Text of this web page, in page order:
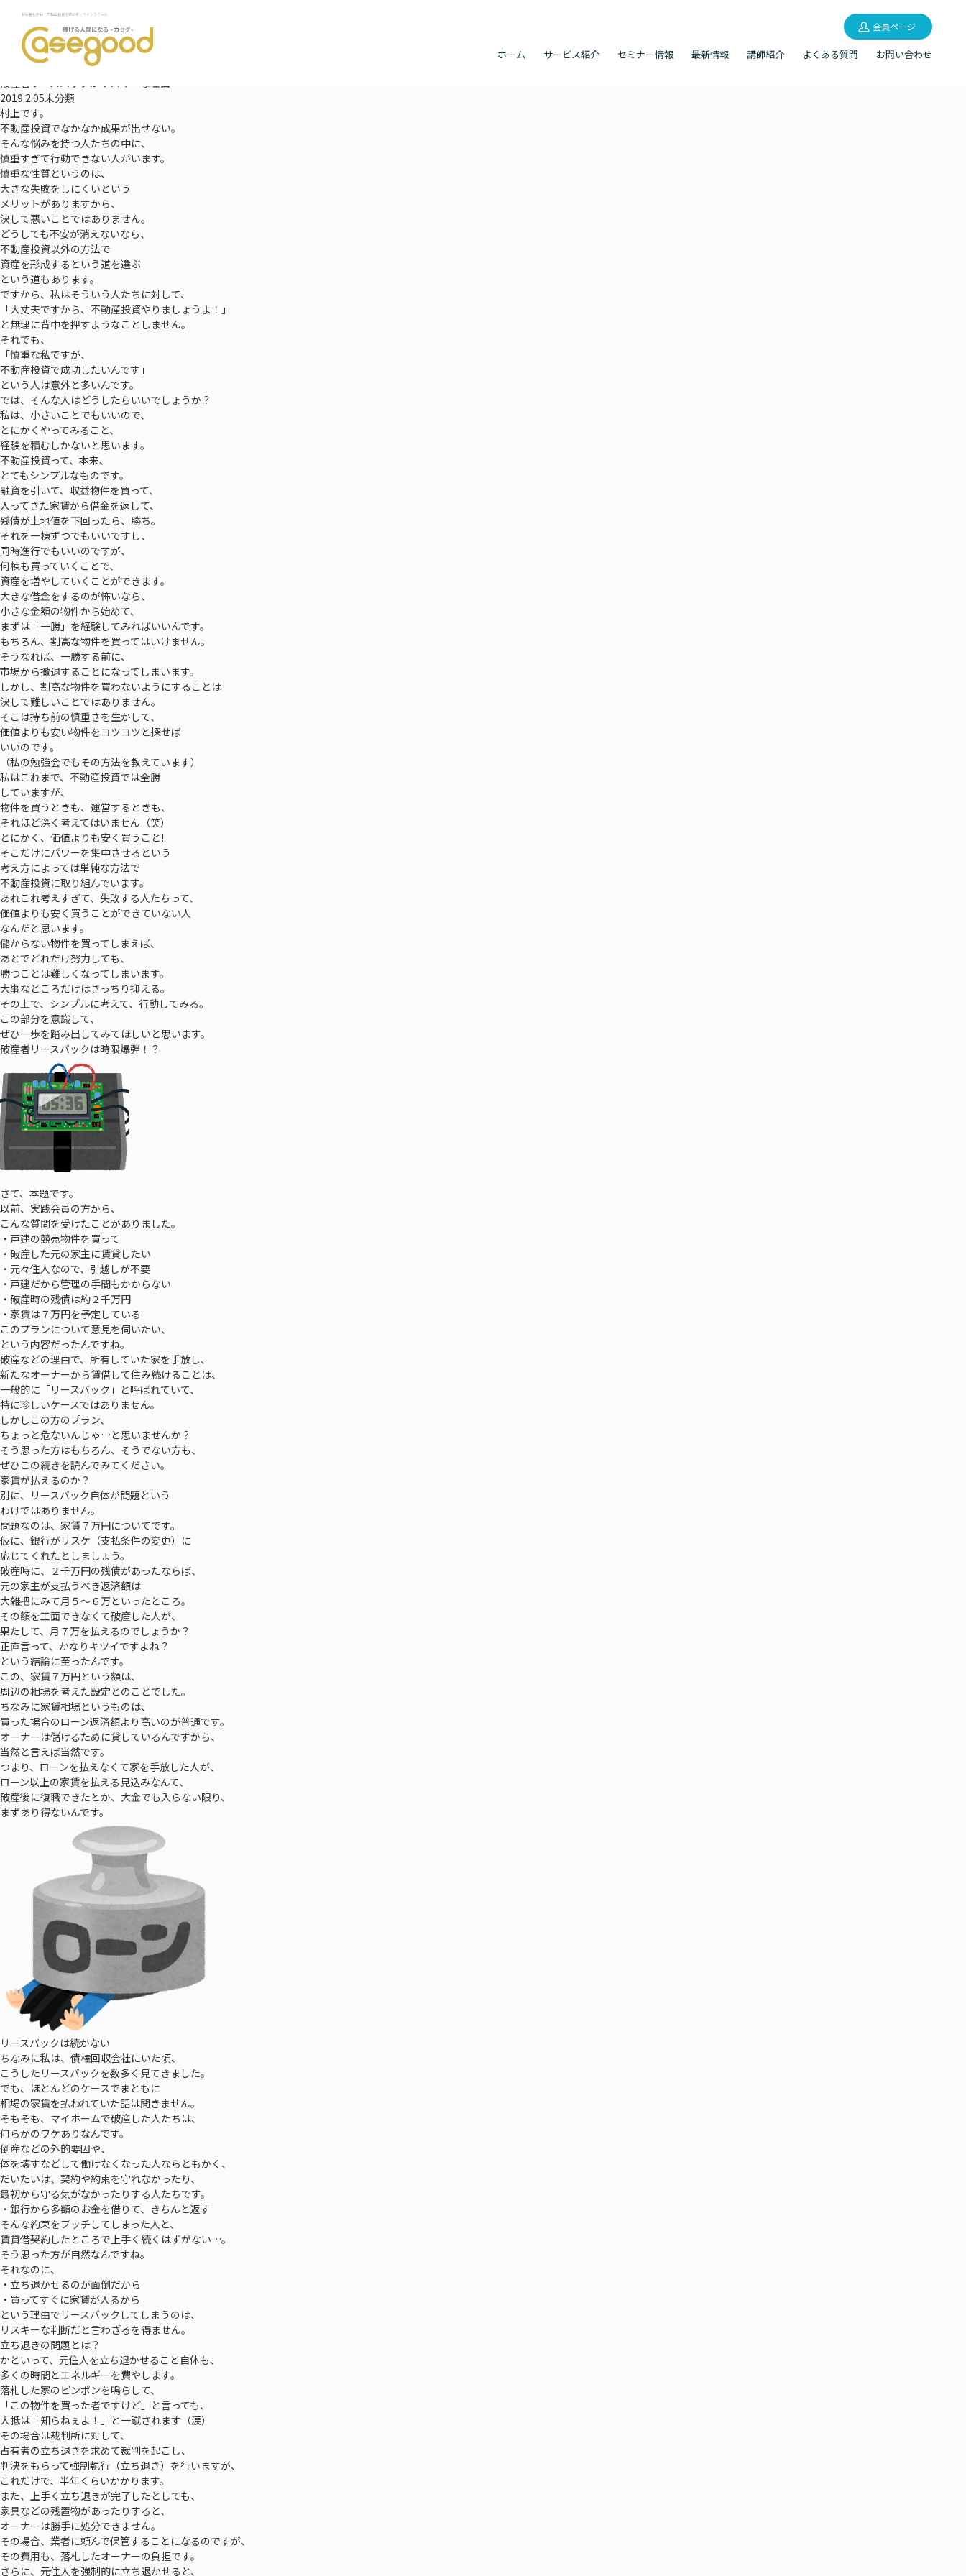
初心者も安心！不動産投資を学ぶオンラインスクール
会員ページ
ホーム サービス紹介 セミナー情報 最新情報 講師紹介 よくある質問 お問い合わせ
破産者リースバックがリスキーな理由
NEWS
最新情報
破産者リースバックがリスキーな理由
2019.2.05未分類
村上です。
不動産投資でなかなか成果が出せない。
そんな悩みを持つ人たちの中に、
慎重すぎて行動できない人がいます。
慎重な性質というのは、
大きな失敗をしにくいという
メリットがありますから、
決して悪いことではありません。
どうしても不安が消えないなら、
不動産投資以外の方法で
資産を形成するという道を選ぶ
という道もあります。
ですから、私はそういう人たちに対して、
「大丈夫ですから、不動産投資やりましょうよ！」
と無理に背中を押すようなことしません。
それでも、
「慎重な私ですが、
不動産投資で成功したいんです」
という人は意外と多いんです。
では、そんな人はどうしたらいいでしょうか？
私は、小さいことでもいいので、
とにかくやってみること、
経験を積むしかないと思います。
不動産投資って、本来、
とてもシンプルなものです。
融資を引いて、収益物件を買って、
入ってきた家賃から借金を返して、
残債が土地値を下回ったら、勝ち。
それを一棟ずつでもいいですし、
同時進行でもいいのですが、
何棟も買っていくことで、
資産を増やしていくことができます。
大きな借金をするのが怖いなら、
小さな金額の物件から始めて、
まずは「一勝」を経験してみればいいんです。
もちろん、割高な物件を買ってはいけません。
そうなれば、一勝する前に、
市場から撤退することになってしまいます。
しかし、割高な物件を買わないようにすることは
決して難しいことではありません。
そこは持ち前の慎重さを生かして、
価値よりも安い物件をコツコツと探せば
いいのです。
（私の勉強会でもその方法を教えています）
私はこれまで、不動産投資では全勝
していますが、
物件を買うときも、運営するときも、
それほど深く考えてはいません（笑）
とにかく、価値よりも安く買うこと!
そこだけにパワーを集中させるという
考え方によっては単純な方法で
不動産投資に取り組んでいます。
あれこれ考えすぎて、失敗する人たちって、
価値よりも安く買うことができていない人
なんだと思います。
儲からない物件を買ってしまえば、
あとでどれだけ努力しても、
勝つことは難しくなってしまいます。
大事なところだけはきっちり抑える。
その上で、シンプルに考えて、行動してみる。
この部分を意識して、
ぜひ一歩を踏み出してみてほしいと思います。
破産者リースバックは時限爆弾！？
さて、本題です。
以前、実践会員の方から、
こんな質問を受けたことがありました。
・戸建の競売物件を買って
・破産した元の家主に賃貸したい
・元々住人なので、引越しが不要
・戸建だから管理の手間もかからない
・破産時の残債は約２千万円
・家賃は７万円を予定している
このプランについて意見を伺いたい、
という内容だったんですね。
破産などの理由で、所有していた家を手放し、
新たなオーナーから賃借して住み続けることは、
一般的に「リースバック」と呼ばれていて、
特に珍しいケースではありません。
しかしこの方のプラン、
ちょっと危ないんじゃ…と思いませんか？
そう思った方はもちろん、そうでない方も、
ぜひこの続きを読んでみてください。
家賃が払えるのか？
別に、リースバック自体が問題という
わけではありません。
問題なのは、家賃７万円についてです。
仮に、銀行がリスケ（支払条件の変更）に
応じてくれたとしましょう。
破産時に、２千万円の残債があったならば、
元の家主が支払うべき返済額は
大雑把にみて月５〜６万といったところ。
その額を工面できなくて破産した人が、
果たして、月７万を払えるのでしょうか？
正直言って、かなりキツイですよね？
という結論に至ったんです。
この、家賃７万円という額は、
周辺の相場を考えた設定とのことでした。
ちなみに家賃相場というものは、
買った場合のローン返済額より高いのが普通です。
オーナーは儲けるために貸しているんですから、
当然と言えば当然です。
つまり、ローンを払えなくて家を手放した人が、
ローン以上の家賃を払える見込みなんて、
破産後に復職できたとか、大金でも入らない限り、
まずあり得ないんです。
リースバックは続かない
ちなみに私は、債権回収会社にいた頃、
こうしたリースバックを数多く見てきました。
でも、ほとんどのケースでまともに
相場の家賃を払われていた話は聞きません。
そもそも、マイホームで破産した人たちは、
何らかのワケありなんです。
倒産などの外的要因や、
体を壊すなどして働けなくなった人ならともかく、
だいたいは、契約や約束を守れなかったり、
最初から守る気がなかったりする人たちです。
・銀行から多額のお金を借りて、きちんと返す
そんな約束をブッチしてしまった人と、
賃貸借契約したところで上手く続くはずがない…。
そう思った方が自然なんですね。
それなのに、
・立ち退かせるのが面倒だから
・買ってすぐに家賃が入るから
という理由でリースバックしてしまうのは、
リスキーな判断だと言わざるを得ません。
立ち退きの問題とは？
かといって、元住人を立ち退かせること自体も、
多くの時間とエネルギーを費やします。
落札した家のピンポンを鳴らして、
「この物件を買った者ですけど」と言っても、
大抵は「知らねぇよ！」と一蹴されます（涙）
その場合は裁判所に対して、
占有者の立ち退きを求めて裁判を起こし、
判決をもらって強制執行（立ち退き）を行いますが、
これだけで、半年くらいかかります。
また、上手く立ち退きが完了したとしても、
家具などの残置物があったりすると、
オーナーは勝手に処分できません。
その場合、業者に頼んで保管することになるのですが、
その費用も、落札したオーナーの負担です。
さらに、元住人を強制的に立ち退かせると、